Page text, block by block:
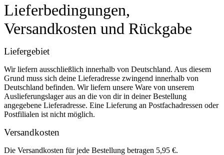
Lieferbedingungen,
Versandkosten und Rückgabe
Liefergebiet
Wir liefern ausschließlich innerhalb von Deutschland. Aus diesem
Grund muss sich deine Lieferadresse zwingend innerhalb von
Deutschland befinden. Wir liefern unsere Ware von unserem
Auslieferungslager aus an die von dir in deiner Bestellung
angegebene Lieferadresse. Eine Lieferung an Postfachadressen oder
Postfilialen ist nicht möglich.
Versandkosten
Die Versandkosten für jede Bestellung betragen 5,95 €.